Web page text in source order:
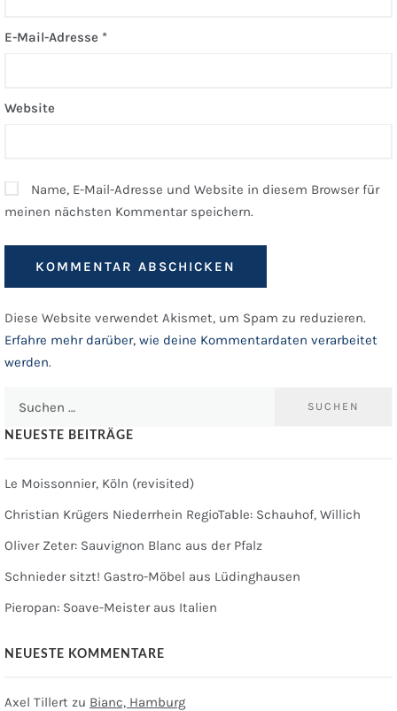
E-Mail-Adresse *
Website
Name, E-Mail-Adresse und Website in diesem Browser für
meinen nächsten Kommentar speichern.
Diese Website verwendet Akismet, um Spam zu reduzieren.
Erfahre mehr darüber, wie deine Kommentardaten verarbeitet
werden.
NEUESTE BEITRÄGE
Le Moissonnier, Köln (revisited)
Christian Krügers Niederrhein RegioTable: Schauhof, Willich
Oliver Zeter: Sauvignon Blanc aus der Pfalz
Schnieder sitzt! Gastro-Möbel aus Lüdinghausen
Pieropan: Soave-Meister aus Italien
NEUESTE KOMMENTARE
Axel Tillert zu Bianc, Hamburg